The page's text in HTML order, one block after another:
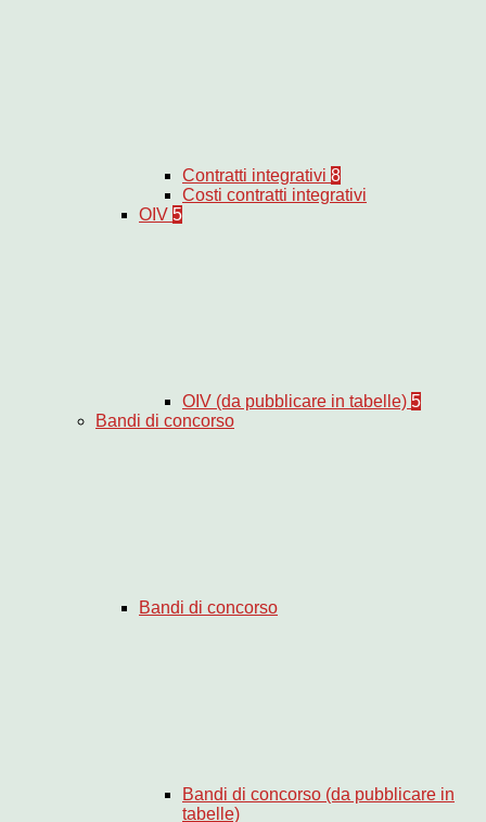
Contratti integrativi 8
Costi contratti integrativi
OIV 5
OIV (da pubblicare in tabelle) 5
Bandi di concorso
Bandi di concorso
Bandi di concorso (da pubblicare in
tabelle)